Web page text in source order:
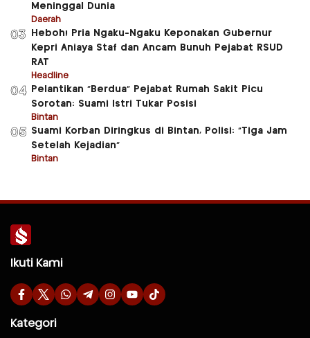
Meninggal Dunia
Daerah
03
Heboh! Pria Ngaku-Ngaku Keponakan Gubernur
Kepri Aniaya Staf dan Ancam Bunuh Pejabat RSUD
RAT
Headline
04
Pelantikan “Berdua” Pejabat Rumah Sakit Picu
Sorotan: Suami Istri Tukar Posisi
Bintan
05 Suami Korban Diringkus di Bintan, Polisi: “Tiga Jam
Setelah Kejadian”
Bintan
Ikuti Kami
Kategori